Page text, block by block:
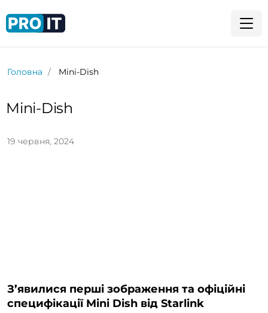
Головна Mini-Dish
Mini-Dish
19 червня, 2024
З’явилися перші зображення та офіційні
специфікації Mini Dish від Starlink